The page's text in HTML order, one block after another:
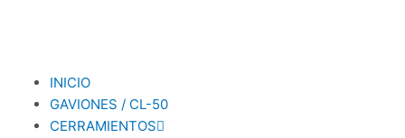
INICIO
GAVIONES / CL-50
CERRAMIENTOS